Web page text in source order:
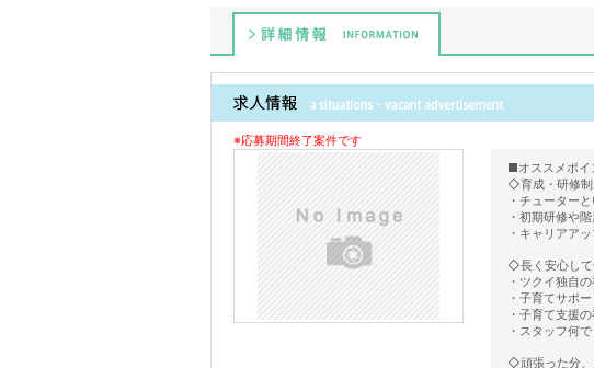
※応募期間終了案件です
■オススメポ
◇育成・研修
・チューター
・初期研修や
・キャリアア
◇長く安心して
・ツクイ独自
・子育てサポ
・子育て支援
・スタッフ何
◇頑張った分、